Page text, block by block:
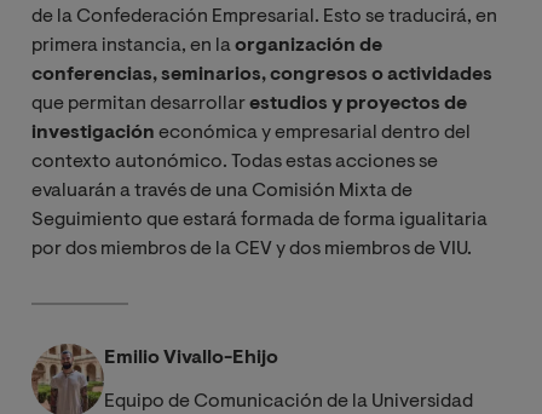
de la Confederación Empresarial. Esto se traducirá, en
primera instancia, en laorganización de
conferencias, seminarios, congresos o actividades
que permitan desarrollarestudios y proyectos de
investigación económica y empresarial dentro del
contexto autonómico. Todas estas acciones se
evaluarán a través de una Comisión Mixta de
Seguimiento que estará formada de forma igualitaria
por dos miembros de la CEV y dos miembros de VIU.
Emilio Vivallo-Ehijo
Equipo de Comunicación de la Universidad